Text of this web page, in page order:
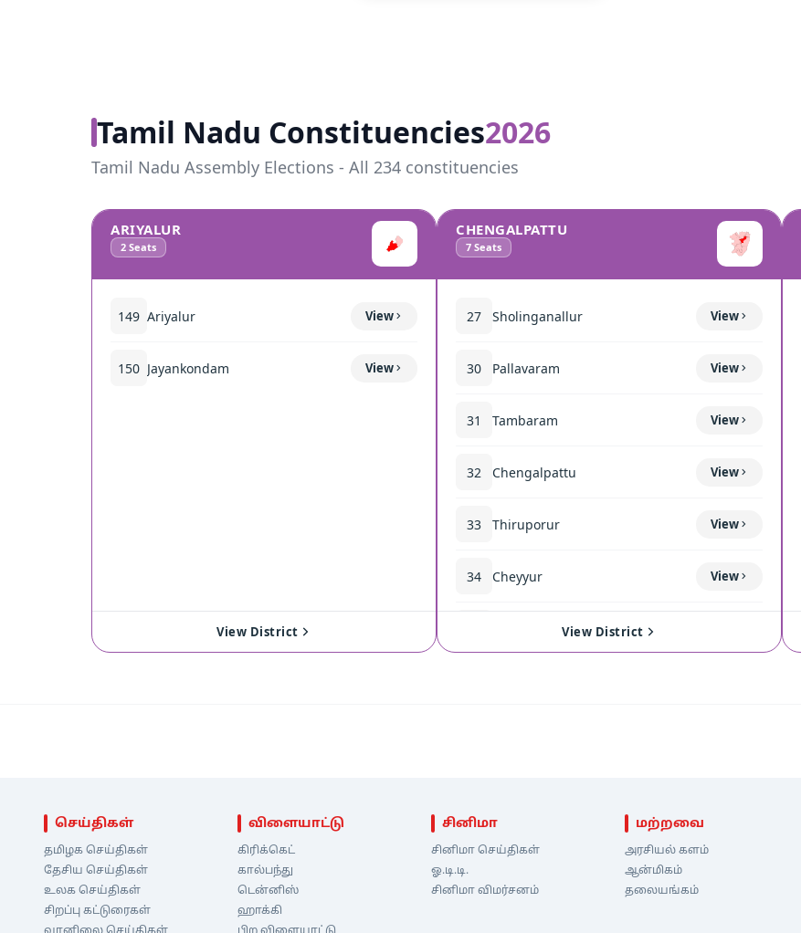
Tamil Nadu Constituencies2026
Tamil Nadu Assembly Elections - All 234 constituencies
ARIYALUR
2 Seats
149 Ariyalur View
150 Jayankondam View
View District
CHENGALPATTU
7 Seats
27 Sholinganallur View
30 Pallavaram View
31 Tambaram View
32 Chengalpattu View
33 Thiruporur View
34 Cheyyur View
MadurantakamView District
செய்திகள்
தமிழக செய்திகள்
தேசிய செய்திகள்
உலக செய்திகள்
சிறப்பு கட்டுரைகள்
விளையாட்டு
கிரிக்கெட்
கால்பந்து
டென்னிஸ்
ஹாக்கி
சினிமா
சினிமா செய்திகள்
ஓ.டி.டி.
சினிமா விமர்சனம்
மற்றவை
அரசியல் களம்
ஆன்மிகம்
தலையங்கம்